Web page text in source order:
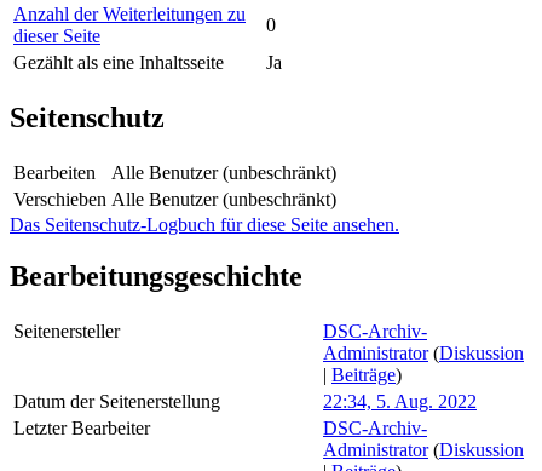
Anzahl der Weiterleitungen zu
dieser Seite
0
Gezählt als eine Inhaltsseite
Ja
Seitenschutz
Bearbeiten
Alle Benutzer (unbeschränkt)
Verschieben Alle Benutzer (unbeschränkt)
Das Seitenschutz-Logbuch für diese Seite ansehen.
Bearbeitungsgeschichte
Seitenersteller
DSC-Archiv-
Administrator (Diskussion
| Beiträge)
Datum der Seitenerstellung
22:34, 5. Aug. 2022
Letzter Bearbeiter
DSC-Archiv-
Administrator (Diskussion